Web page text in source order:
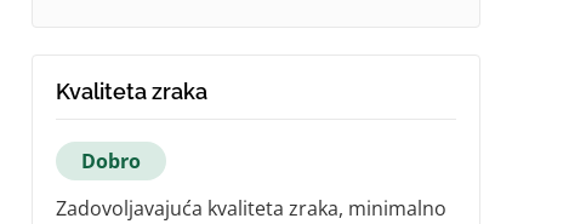
Kvaliteta zraka
Dobro
Zadovoljavajuća kvaliteta zraka, minimalno